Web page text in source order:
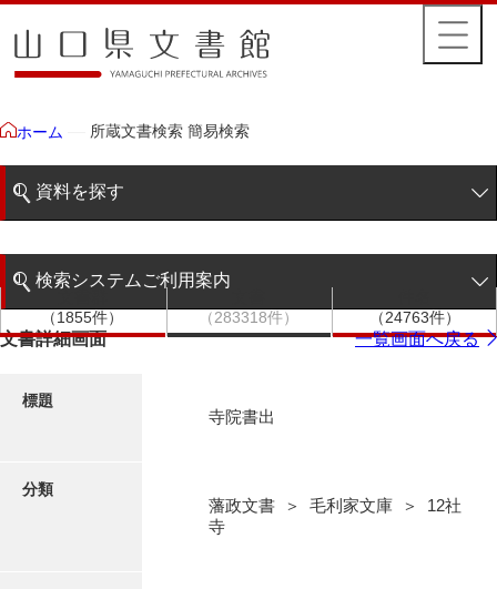
ホーム 所蔵文書検索 簡易検索
資料を探す
階層検索
写真・絵はがき
検索システムご利用案内
検索システムの利用について
（1855件）
（283318件）
（24763件）
文書詳細画面 一覧画面へ戻る
標題
寺院書出
分類
藩政文書 ＞ 毛利家文庫 ＞ 12社
寺